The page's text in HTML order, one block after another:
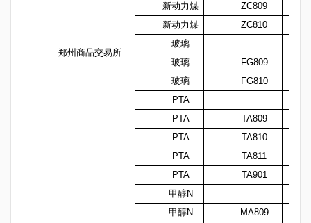
郑州商品交易所
新动力煤
ZC809
新动力煤
ZC810
玻璃
玻璃
FG809
玻璃
FG810
PTA
PTA
TA809
PTA
TA810
PTA
TA811
PTA
TA901
甲醇N
甲醇N
MA809